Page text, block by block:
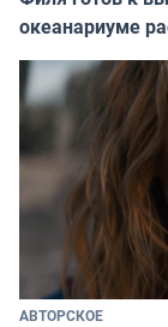
океанариуме
АВТОРСКОЕ